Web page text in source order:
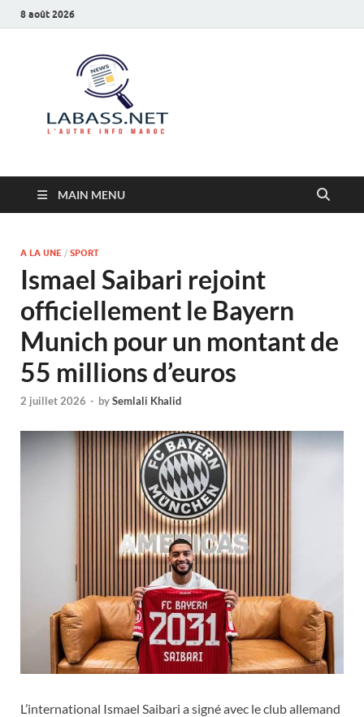
8 août 2026
MAIN MENU
A LA UNE / SPORT
Ismael Saibari rejoint
officiellement le Bayern
Munich pour un montant de
55 millions d’euros
2 juillet 2026 - bySemlali Khalid
L’international Ismael Saibari a signé avec le club allemand